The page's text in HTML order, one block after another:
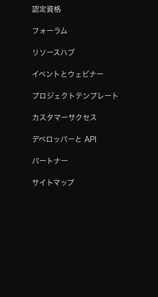
認定資格
フォーラム
リソースハブ
イベントとウェビナー
プロジェクトテンプレート
カスタマーサクセス
デベロッパーと API
パートナー
サイトマップ